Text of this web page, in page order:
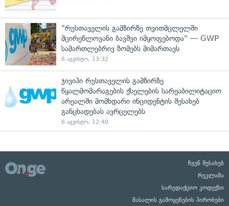
"რუსთაველის გამზირზე თვითმცლელში
მცირეწლოვანი ბავშვი იმყოფებოდა" — GWP
სამართლებრივ ზომებს მიმართავს
6 აგვისტო, 13:32
ჯივიპი რუსთაველის გამზირზე
წყალმომარაგების ქსელების სარეაბილიტაციო
არეალში მომხდარი ინციდენტის შესახებ
განცხადებას ავრცელებს
6 აგვისტო, 12:40
ჩვენ შესახებ
რეკლამა
სარედაქციო კოდექსი
მასალის გამოყენების პირობები